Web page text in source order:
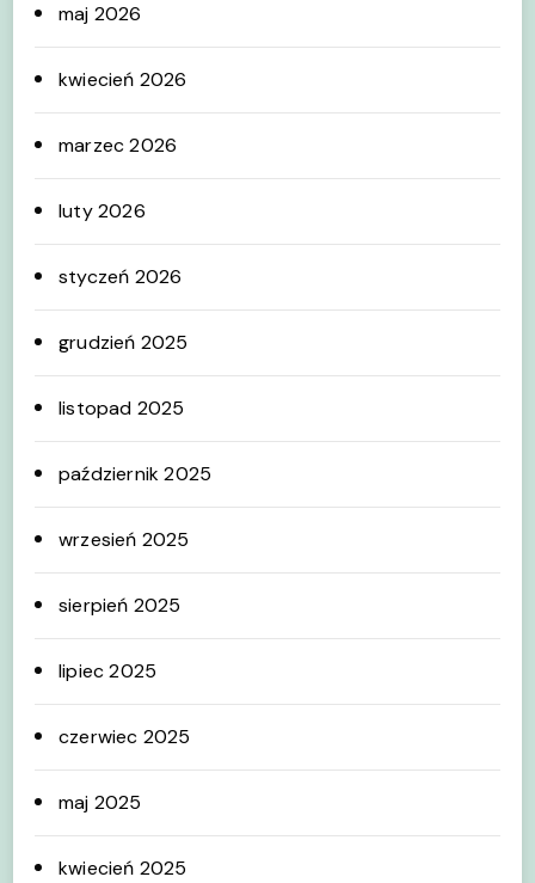
maj 2026
kwiecień 2026
marzec 2026
luty 2026
styczeń 2026
grudzień 2025
listopad 2025
październik 2025
wrzesień 2025
sierpień 2025
lipiec 2025
czerwiec 2025
maj 2025
kwiecień 2025